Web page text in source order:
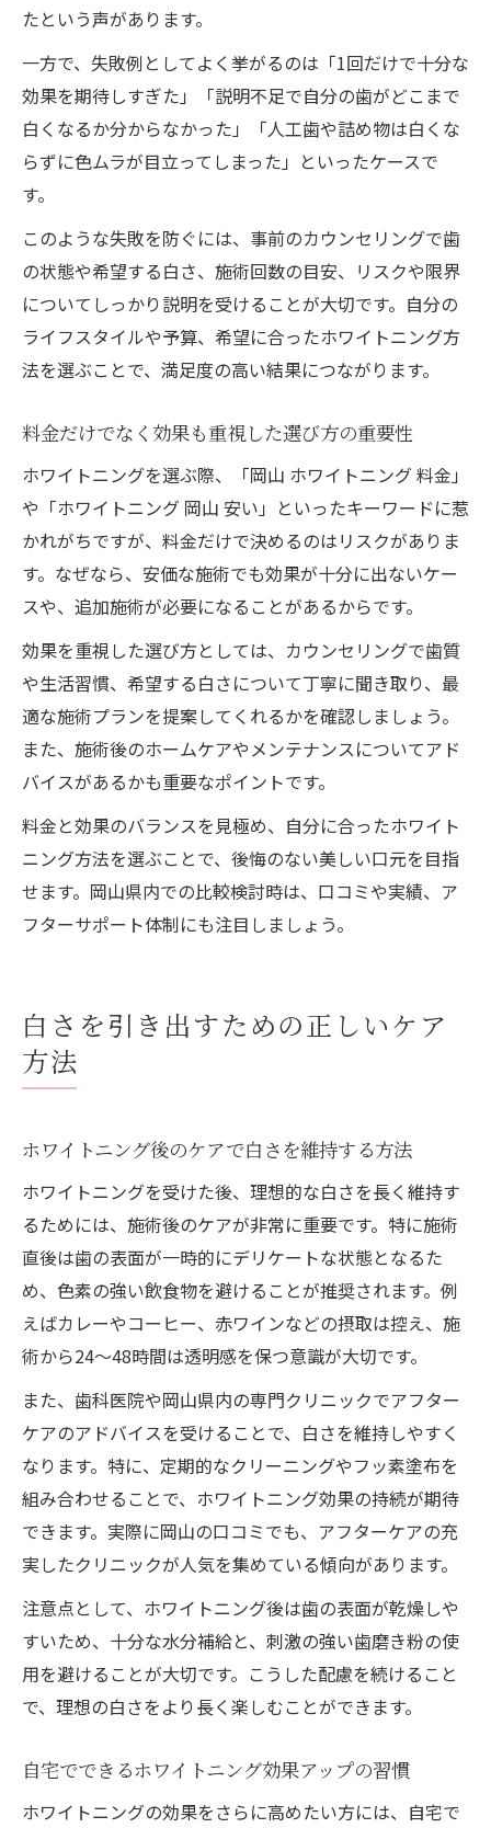
たという声があります。
一方で、失敗例としてよく挙がるのは「1回だけで十分な
効果を期待しすぎた」「説明不足で自分の歯がどこまで
白くなるか分からなかった」「人工歯や詰め物は白くな
らずに色ムラが目立ってしまった」といったケースで
す。
このような失敗を防ぐには、事前のカウンセリングで歯
の状態や希望する白さ、施術回数の目安、リスクや限界
についてしっかり説明を受けることが大切です。自分の
ライフスタイルや予算、希望に合ったホワイトニング方
法を選ぶことで、満足度の高い結果につながります。
料金だけでなく効果も重視した選び方の重要性
ホワイトニングを選ぶ際、「岡山 ホワイトニング 料金」
や「ホワイトニング 岡山 安い」といったキーワードに惹
かれがちですが、料金だけで決めるのはリスクがありま
す。なぜなら、安価な施術でも効果が十分に出ないケー
スや、追加施術が必要になることがあるからです。
効果を重視した選び方としては、カウンセリングで歯質
や生活習慣、希望する白さについて丁寧に聞き取り、最
適な施術プランを提案してくれるかを確認しましょう。
また、施術後のホームケアやメンテナンスについてアド
バイスがあるかも重要なポイントです。
料金と効果のバランスを見極め、自分に合ったホワイト
ニング方法を選ぶことで、後悔のない美しい口元を目指
せます。岡山県内での比較検討時は、口コミや実績、ア
フターサポート体制にも注目しましょう。
白さを引き出すための正しいケア
方法
ホワイトニング後のケアで白さを維持する方法
ホワイトニングを受けた後、理想的な白さを長く維持す
るためには、施術後のケアが非常に重要です。特に施術
直後は歯の表面が一時的にデリケートな状態となるた
め、色素の強い飲食物を避けることが推奨されます。例
えばカレーやコーヒー、赤ワインなどの摂取は控え、施
術から24～48時間は透明感を保つ意識が大切です。
また、歯科医院や岡山県内の専門クリニックでアフター
ケアのアドバイスを受けることで、白さを維持しやすく
なります。特に、定期的なクリーニングやフッ素塗布を
組み合わせることで、ホワイトニング効果の持続が期待
できます。実際に岡山の口コミでも、アフターケアの充
実したクリニックが人気を集めている傾向があります。
注意点として、ホワイトニング後は歯の表面が乾燥しや
すいため、十分な水分補給と、刺激の強い歯磨き粉の使
用を避けることが大切です。こうした配慮を続けること
で、理想の白さをより長く楽しむことができます。
自宅でできるホワイトニング効果アップの習慣
ホワイトニングの効果をさらに高めたい方には、自宅で